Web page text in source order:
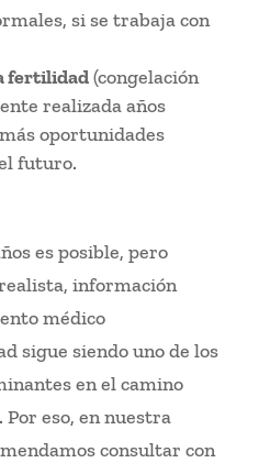
si se trabaja con
fertilidad(congelación
realizada años
oportunidades
futuro.
es posible, pero
información
médico
sigue siendo uno de los
en el camino
eso, en nuestra
consultar con